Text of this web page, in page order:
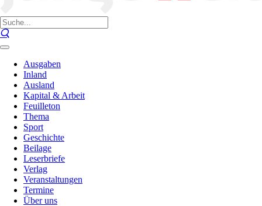
Ausgaben
Inland
Ausland
Kapital & Arbeit
Feuilleton
Thema
Sport
Geschichte
Beilage
Leserbriefe
Verlag
Veranstaltungen
Termine
Über uns